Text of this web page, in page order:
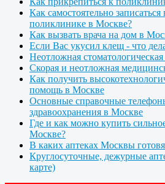
Как самостоятельно
поликлинике в Москве?
Как вызвать врача на дом в
Если Вас укусил клещ - что
Неотложная
Скорая и неотложная
Как получить
помощь в Москве
Основные справочные
здравоохранения в Москве
Где и как можно купить
Москве?
В каких аптеках Москвы
Круглосуточные, дежурные
карте)